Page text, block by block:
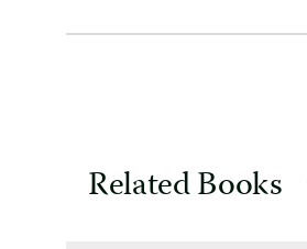
Related Books